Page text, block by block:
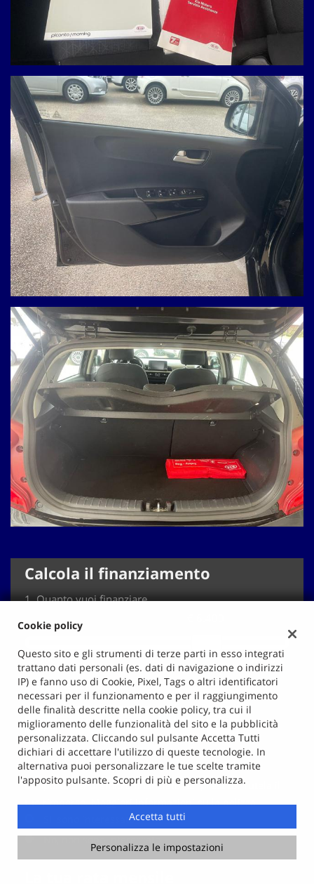
Calcola il finanziamento
1.Quanto vuoi finanziare
2.500 € 8.400 €
2. Quante rate desideri
12 24 36 48 60
3.Aggiungi l'assicurazione
L'importo del premio è finanziato nel prestito. Tutela il
tuo rimborso. Maggiori informazioni sulla polizza.
Si, sono interessato
No, non sono interessato
Cookie policy
Questo sito e gli strumenti di terze parti in esso integrati
trattano dati personali (es. dati di navigazione o indirizzi
IP) e fanno uso di Cookie, Pixel, Tags o altri identificatori
necessari per il funzionamento e per il raggiungimento
delle finalità descritte nella cookie policy, tra cui il
miglioramento delle funzionalità del sito e la pubblicità
personalizzata. Cliccando sul pulsante Accetta Tutti
dichiari di accettare l'utilizzo di queste tecnologie. In
alternativa puoi personalizzare le tue scelte tramite
l'apposito pulsante. Scopri di più e personalizza.
Accetta tutti
Personalizza le impostazioni